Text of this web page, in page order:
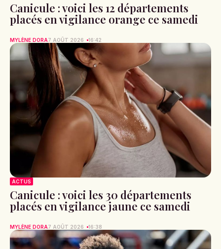
Canicule : voici les 12 départements
placés en vigilance orange ce samedi
MYLÈNE DORA7 AOÛT 2026 16:42
ACTUS
Canicule : voici les 30 départements
placés en vigilance jaune ce samedi
MYLÈNE DORA7 AOÛT 2026 16:38